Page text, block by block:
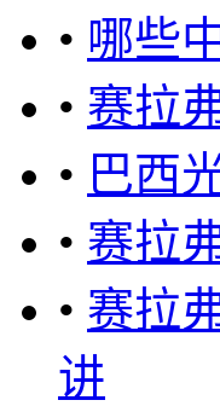
• 哪些
• 赛拉
• 巴西
• 赛拉
• 赛拉
讲